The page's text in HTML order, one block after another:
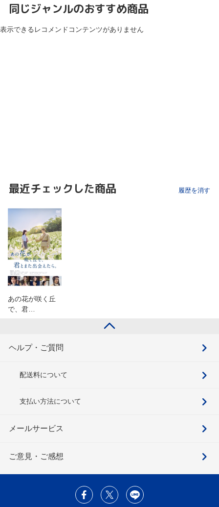
同じジャンルのおすすめ商品
表示できるレコメンドコンテンツがありません
最近チェックした商品 履歴を消す
あの花が咲く丘
で、君…
ヘルプ・ご質問
配送料について
支払い方法について
メールサービス
ご意見・ご感想